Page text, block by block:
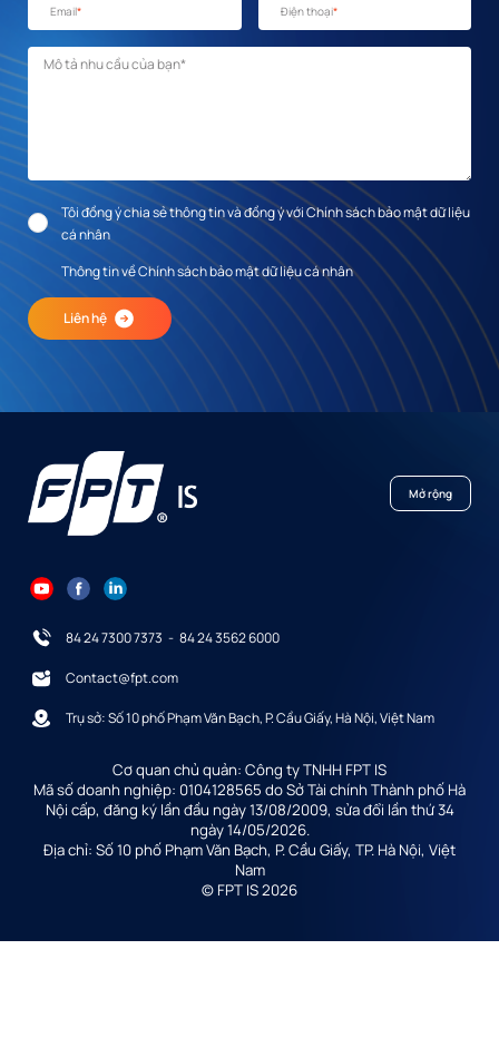
Email* Điện thoại*
Mô tả nhu cầu *
Tôi đồng ý chia sẻ thông tin và đồng ý với Chính sách bảo mật dữ liệu
cá nhân
Thông tin về Chính sách bảo mật dữ liệu cá nhân
Liên hệ
Mở rộng
84 24 7300 7373 - 84 24 3562 6000
Contact@fpt.com
Trụ sở: Số 10 phố Phạm Văn Bạch, P. Cầu Giấy, Hà Nội, Việt Nam
Cơ quan chủ quản: Công ty TNHH FPT IS
Mã số doanh nghiệp: 0104128565 do Sở Tài chính Thành phố Hà
Nội cấp, đăng ký lần đầu ngày 13/08/2009, sửa đổi lần thứ 34
ngày 14/05/2026.
Địa chỉ: Số 10 phố Phạm Văn Bạch, P. Cầu Giấy, TP. Hà Nội, Việt
Nam
© FPT IS 2026